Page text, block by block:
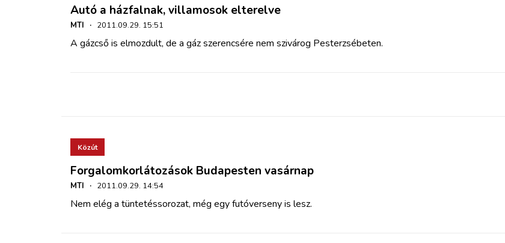
Autó a házfalnak, villamosok elterelve
MTI · 2011.09.29. 15:51
A gázcső is elmozdult, de a gáz szerencsére nem szivárog Pesterzsébeten.
Közút
Forgalomkorlátozások Budapesten vasárnap
MTI · 2011.09.29. 14:54
Nem elég a tüntetéssorozat, még egy futóverseny is lesz.